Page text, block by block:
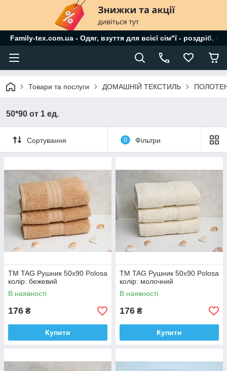
Family-tex.com.ua - Одяг, взуття для всієї сім"ї - роздріб,
Товари та послуги ДОМАШНІЙ ТЕКСТИЛЬ
50*90 от 1 ед.
Сортування 0 Фільтри
ТМ TAG Рушник 50х90 Polosa
колір: бежевий
В наявності
176 ₴
Купити
ТМ TAG Рушник 50х90 Polosa
колір: молочний
В наявності
176 ₴
Купити